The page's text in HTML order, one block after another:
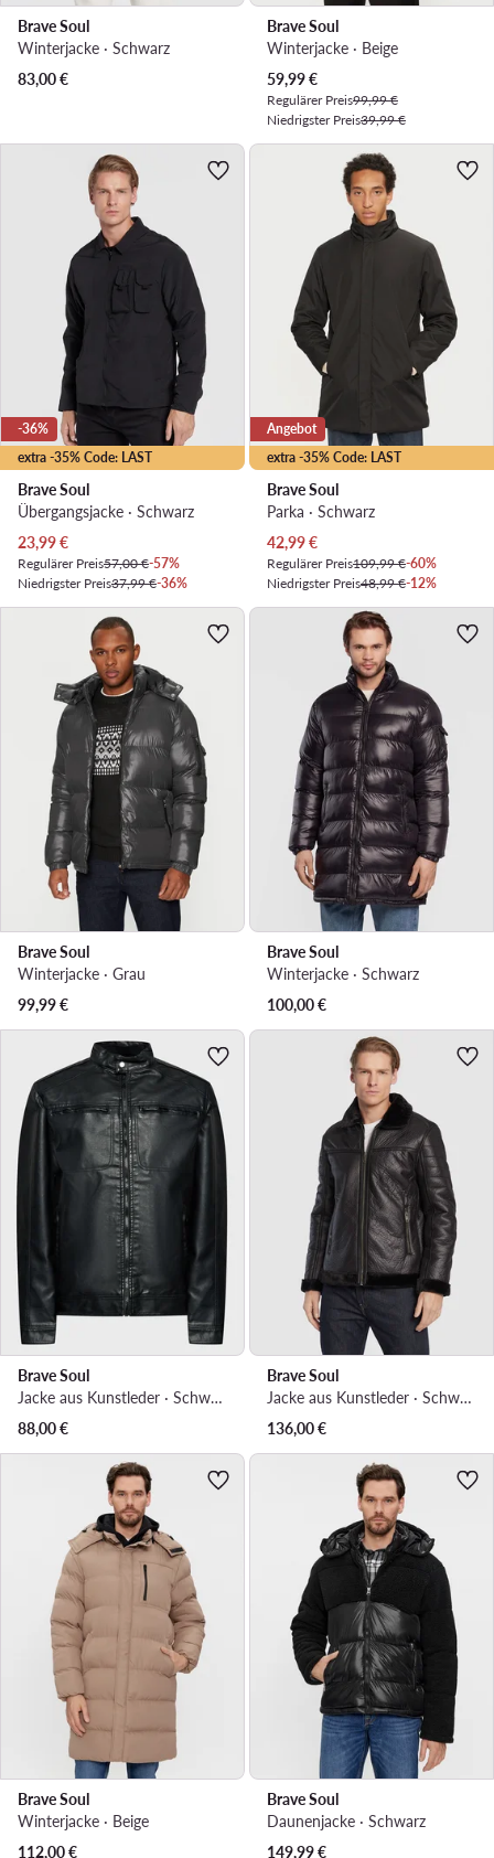
Brave Soul
Winterjacke · Schwarz
83,00€
Brave Soul
Winterjacke · Beige
Aktueller Preis
59,99€
Regulärer Preis99,99 €
Niedrigster Preis39,99 €
extra -35% Code: LAST
-36%
Brave Soul
Übergangsjacke · Schwarz
Aktueller Preis
23,99€
Regulärer Preis57,00 €-57%
Niedrigster Preis37,99 €-36%
extra -35% Code: LAST
Angebot
Brave Soul
Parka · Schwarz
Aktueller Preis
42,99€
Regulärer Preis109,99 €-60%
Niedrigster Preis48,99 €-12%
Brave Soul
Winterjacke · Grau
99,99€
Brave Soul
Winterjacke · Schwarz
100,00€
Brave Soul
Jacke aus Kunstleder · Schwarz
88,00€
Brave Soul
Jacke aus Kunstleder · Schwarz
136,00€
Brave Soul
Winterjacke · Beige
112,00€
Brave Soul
Daunenjacke · Schwarz
149,99€